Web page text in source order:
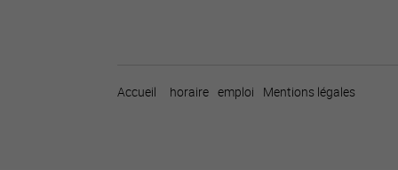
Accueil horaire emploi Mentions légales